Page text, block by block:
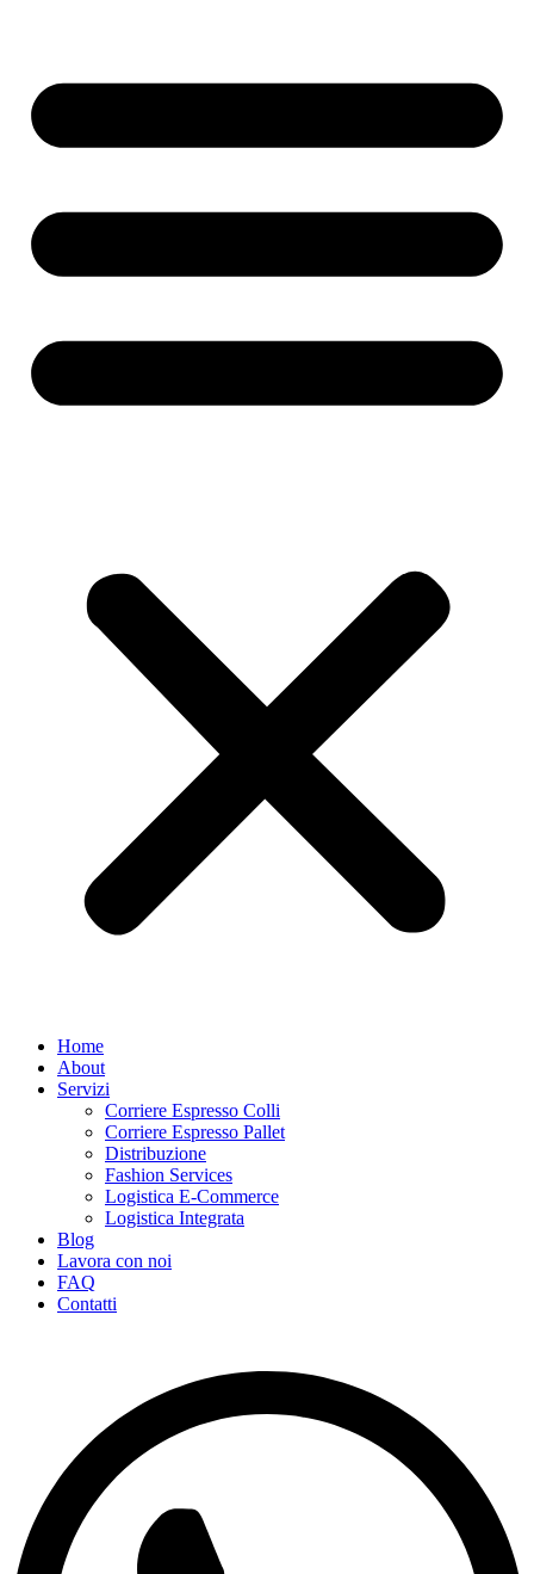
Home
About
Servizi
Corriere Espresso Colli
Corriere Espresso Pallet
Distribuzione
Fashion Services
Logistica E-Commerce
Logistica Integrata
Blog
Lavora con noi
FAQ
Contatti